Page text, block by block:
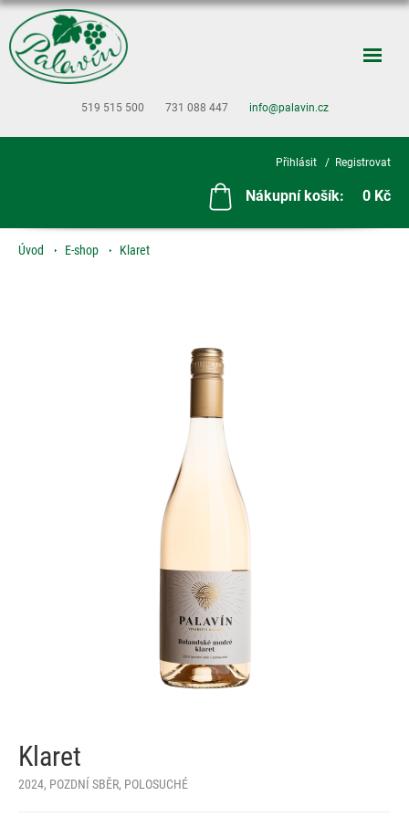
519 515 500 731 088 447 info@palavin.cz
Přihlásit Registrovat
Nákupní košík: 0 Kč
Úvod E-shop Klaret
Klaret
2024, POZDNÍ SBĚR, POLOSUCHÉ